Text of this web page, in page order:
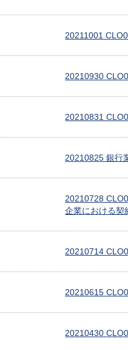
20211001
20210930
20210831
20210825 銀行
20210728
企業における
20210714
20210615
20210430